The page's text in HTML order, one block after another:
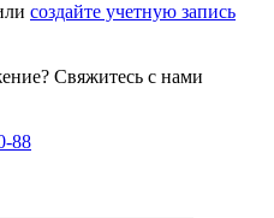
создайте учетную запись
Свяжитесь с нами
88